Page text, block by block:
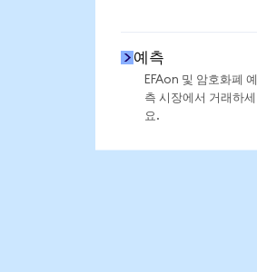
예측
EFAon 및 암호화폐 예
측 시장에서 거래하세
요.